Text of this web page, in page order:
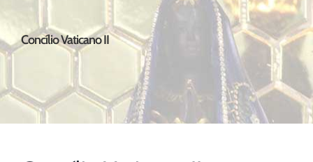
Concílio Vaticano II